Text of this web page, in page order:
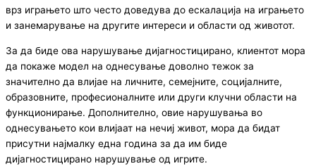
врз играњето што често доведува до ескалација на играњето
и занемарување на другите интереси и области од животот.
За да биде ова нарушување дијагностицирано, клиентот мора
да покаже модел на однесување доволно тежок за
значително да влијае на личните, семејните, социјалните,
образовните, професионалните или други клучни области на
функционирање. Дополнително, овие нарушувања во
однесувањето кои влијаат на нечиј живот, мора да бидат
присутни најмалку една година за да им биде
дијагностицирано нарушување од игрите.